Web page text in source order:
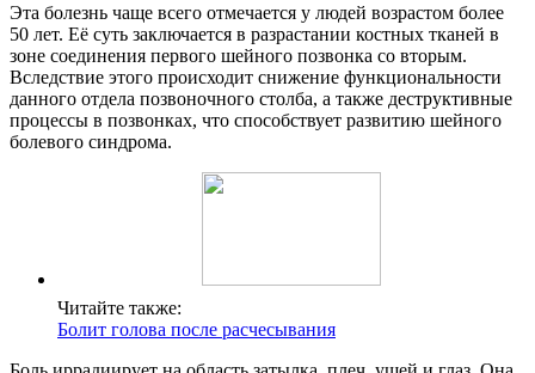
Эта болезнь чаще всего отмечается у людей возрастом более
50 лет. Её суть заключается в разрастании костных тканей в
зоне соединения первого шейного позвонка со вторым.
Вследствие этого происходит снижение функциональности
данного отдела позвоночного столба, а также деструктивные
процессы в позвонках, что способствует развитию шейного
болевого синдрома.
Читайте также:
Болит голова после расчесывания